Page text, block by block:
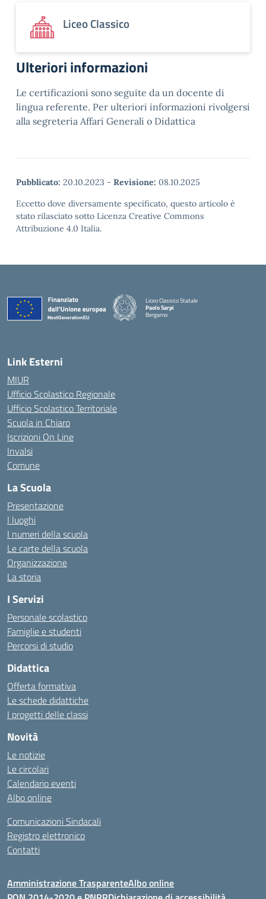
Liceo Classico
Ulteriori informazioni
Le certificazioni sono seguite da un docente di
lingua referente. Per ulteriori informazioni rivolgersi
alla segreteria Affari Generali o Didattica
Pubblicato: 20.10.2023 - Revisione: 08.10.2025
Eccetto dove diversamente specificato, questo articolo è
stato rilasciato sotto Licenza Creative Commons
Attribuzione 4.0 Italia.
Liceo Classico Statale
Paolo Sarpi
Bergamo
— Visita la pagina iniziale della scuola
Link Esterni
MIUR
Ufficio Scolastico Regionale
Ufficio Scolastico Territoriale
Scuola in Chiaro
Iscrizioni On Line
Invalsi
Comune
La Scuola
Presentazione
I luoghi
I numeri della scuola
Le carte della scuola
Organizzazione
La storia
I Servizi
Personale scolastico
Famiglie e studenti
Percorsi di studio
Didattica
Offerta formativa
Le schede didattiche
I progetti delle classi
Novità
Le notizie
Le circolari
Calendario eventi
Albo online
Comunicazioni Sindacali
Registro elettronico
Contatti
Amministrazione TrasparenteAlbo online